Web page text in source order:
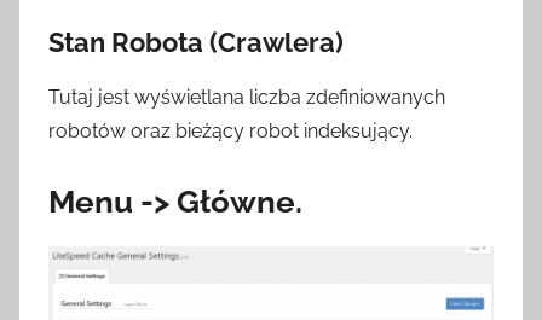
Stan Robota (Crawlera)
Tutaj jest wyświetlana liczba zdefiniowanych
robotów oraz bieżący robot indeksujący.
Menu -> Główne.